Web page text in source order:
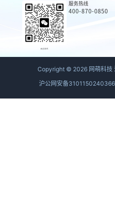
商务联系
服务热线
400-870-0850
Copyright © 2026 网萌科技
沪公网安备